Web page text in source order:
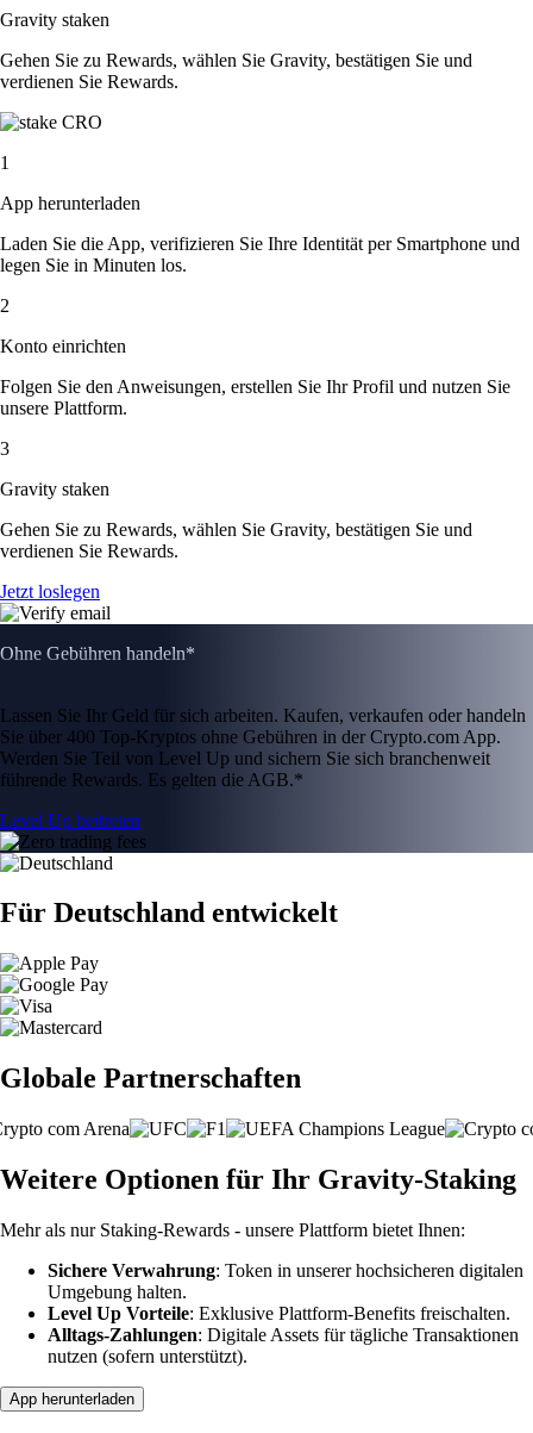
Gravity staken
Gehen Sie zu Rewards, wählen Sie Gravity, bestätigen Sie und
verdienen Sie Rewards.
1
App herunterladen
Laden Sie die App, verifizieren Sie Ihre Identität per Smartphone und
legen Sie in Minuten los.
2
Konto einrichten
Folgen Sie den Anweisungen, erstellen Sie Ihr Profil und nutzen Sie
unsere Plattform.
3
Gravity staken
Gehen Sie zu Rewards, wählen Sie Gravity, bestätigen Sie und
verdienen Sie Rewards.
Jetzt loslegen
Ohne Gebühren handeln*
Lassen Sie Ihr Geld für sich arbeiten. Kaufen, verkaufen oder handeln
Sie über 400 Top-Kryptos ohne Gebühren in der Crypto.com App.
Werden Sie Teil von Level Up und sichern Sie sich branchenweit
führende Rewards. Es gelten die AGB.*
Level Up beitreten
Für Deutschland entwickelt
Globale Partnerschaften
Weitere Optionen für Ihr Gravity-Staking
Mehr als nur Staking-Rewards - unsere Plattform bietet Ihnen:
Sichere Verwahrung: Token in unserer hochsicheren digitalen
Umgebung halten.
Level Up Vorteile: Exklusive Plattform-Benefits freischalten.
Alltags-Zahlungen: Digitale Assets für tägliche Transaktionen
nutzen (sofern unterstützt).
App herunterladen